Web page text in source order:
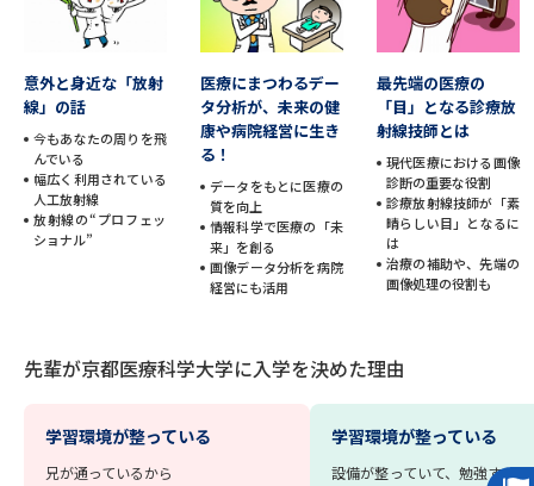
デジタルパンフレット 進路の３択
新学年スタート号特集ページ
（高3生用）
新学年スタート号特集ページ
（高2生用）
SELFBRAND特集ページ
オープンキャンパスなどを調べる
実施プログラムから探す
受験準備 資料検索
意外と身近な「放射
線」の話
今もあなたの周りを飛
んでいる
幅広く利用されている
人工放射線
放射線の“プロフェッ
ショナル”
医療にまつわるデー
タ分析が、未来の健
康や病院経営に生き
る！
データをもとに医療の
質を向上
情報科学で医療の「未
来」を創る
画像データ分析を病院
経営にも活用
最先端の医療の
「目」となる診療放
射線技師とは
現代医療における画像
診断の重要な役割
診療放射線技師が「素
晴らしい目」となるに
は
治療の補助や、先端の
画像処理の役割も
先輩が京都医療科学大学に入学を決めた理由
学習環境が整っている
兄が通っているから
学習環境が整っている
設備が整っていて、勉強する